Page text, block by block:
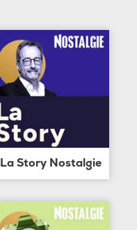
La Story Nostalgie